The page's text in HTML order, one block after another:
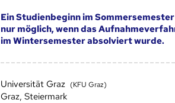
Ein Studienbeginn im
nur möglich, wenn das
im Wintersemester absolviert wurde.
Universität Graz (KFU Graz)
Graz, Steiermark